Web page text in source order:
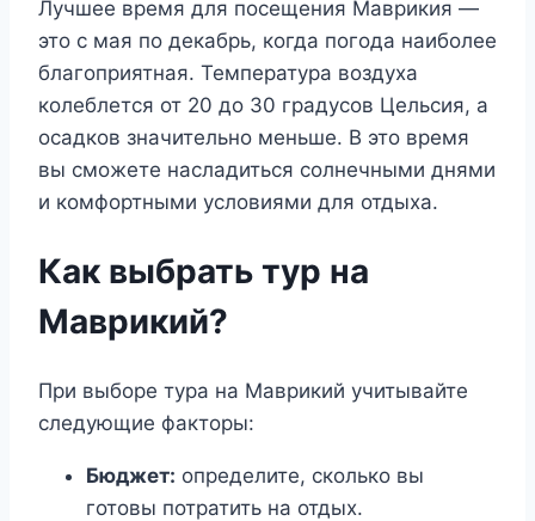
Лучшее время для посещения Маврикия —
это с мая по декабрь, когда погода наиболее
благоприятная. Температура воздуха
колеблется от 20 до 30 градусов Цельсия, а
осадков значительно меньше. В это время
вы сможете насладиться солнечными днями
и комфортными условиями для отдыха.
Как выбрать тур на
Маврикий?
При выборе тура на Маврикий учитывайте
следующие факторы:
Бюджет: определите, сколько вы
готовы потратить на отдых.